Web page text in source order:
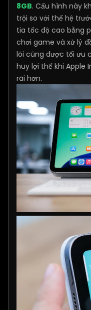
8GB. Cấu hình này
trội so với thế hệ
tia tốc độ cao bằng
chơi game và xử lý
lõi cũng được tối ưu
huy lợi thế khi Apple
rãi hơn.